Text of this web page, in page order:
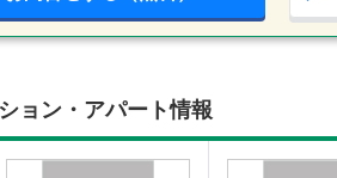
ョン・アパート情報